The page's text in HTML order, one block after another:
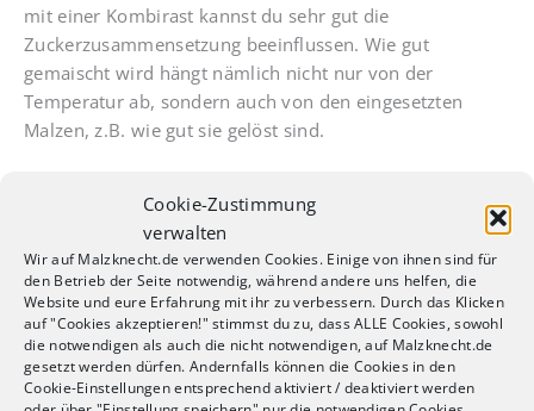
Cookie-Zustimmung
verwalten
Wir auf Malzknecht.de verwenden Cookies. Einige von ihnen sind für
den Betrieb der Seite notwendig, während andere uns helfen, die
Website und eure Erfahrung mit ihr zu verbessern. Durch das Klicken
auf "Cookies akzeptieren!" stimmst du zu, dass ALLE Cookies, sowohl
die notwendigen als auch die nicht notwendigen, auf Malzknecht.de
gesetzt werden dürfen. Andernfalls können die Cookies in den
Cookie-Einstellungen entsprechend aktiviert / deaktiviert werden
mit einer Kombirast kannst du sehr gut die
Zuckerzusammensetzung beeinflussen. Wie gut
gemaischt wird hängt nämlich nicht nur von der
Temperatur ab, sondern auch von den eingesetzten
Malzen, z.B. wie gut sie gelöst sind.
Hobbybrauer spielt der Unterschied in meinen Augen
Übrigens:Falls du deine Ausbeute leicht verbessern
willst, kannst du während der Kombirast auch mal alles
ein – zwei Mal umrühren. Bis spätestens 30 Minuten vor
Ende, damit alles sedimentieren kann.